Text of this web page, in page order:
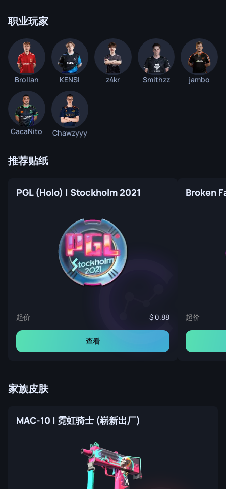
职业玩家
Brollan KENSI z4kr Smithzz jambo
CacaNito Chawzyyy
推荐贴纸
PGL (Holo) | Stockholm 2021
起价 0.88
查看
Broken
起价
家族皮肤
MAC-10 | 霓虹骑士 (崭新出厂)